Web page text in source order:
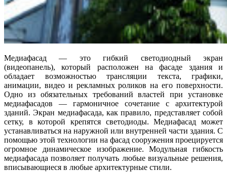
Медиафасад — это гибкий светодиодный экран
(видеопанель), который расположен на фасаде здания и
обладает возможностью трансляции текста, графики,
анимации, видео и рекламных роликов на его поверхности.
Одно из обязательных требований властей при установке
медиафасадов — гармоничное сочетание с архитектурой
зданий. Экран медиафасада, как правило, представляет собой
сетку, в которой крепятся светодиоды. Медиафасад может
устанавливаться на наружной или внутренней части здания. С
помощью этой технологии на фасад сооружения проецируется
огромное динамическое изображение. Модульная гибкость
медиафасада позволяет получать любые визуальные решения,
вписывающиеся в любые архитектурные стили.